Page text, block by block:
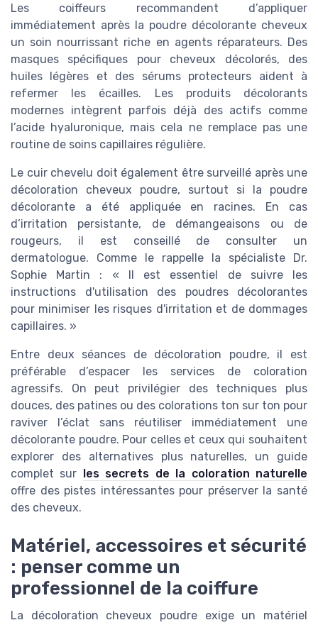
Les coiffeurs recommandent d’appliquer
immédiatement après la poudre décolorante cheveux
un soin nourrissant riche en agents réparateurs. Des
masques spécifiques pour cheveux décolorés, des
huiles légères et des sérums protecteurs aident à
refermer les écailles. Les produits décolorants
modernes intègrent parfois déjà des actifs comme
l’acide hyaluronique, mais cela ne remplace pas une
routine de soins capillaires régulière.
Le cuir chevelu doit également être surveillé après une
décoloration cheveux poudre, surtout si la poudre
décolorante a été appliquée en racines. En cas
d’irritation persistante, de démangeaisons ou de
rougeurs, il est conseillé de consulter un
dermatologue. Comme le rappelle la spécialiste Dr.
Sophie Martin : « Il est essentiel de suivre les
instructions d'utilisation des poudres décolorantes
pour minimiser les risques d'irritation et de dommages
capillaires. »
Entre deux séances de décoloration poudre, il est
préférable d’espacer les services de coloration
agressifs. On peut privilégier des techniques plus
douces, des patines ou des colorations ton sur ton pour
raviver l’éclat sans réutiliser immédiatement une
décolorante poudre. Pour celles et ceux qui souhaitent
explorer des alternatives plus naturelles, un guide
complet sur les secrets de la coloration naturelle
offre des pistes intéressantes pour préserver la santé
des cheveux.
Matériel, accessoires et sécurité
: penser comme un
professionnel de la coiffure
La décoloration cheveux poudre exige un matériel